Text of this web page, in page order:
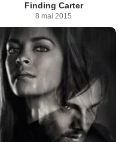
Finding Carter
8 mai 2015